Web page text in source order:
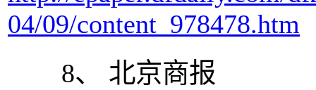
04/09/content_978478.htm
8、 北京商报